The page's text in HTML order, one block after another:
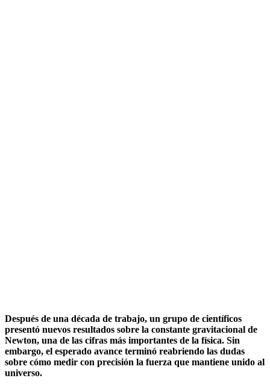
Después de una década de trabajo, un grupo de científicos
presentó nuevos resultados sobre la constante gravitacional de
Newton, una de las cifras más importantes de la física. Sin
embargo, el esperado avance terminó reabriendo las dudas
sobre cómo medir con precisión la fuerza que mantiene unido al
universo.